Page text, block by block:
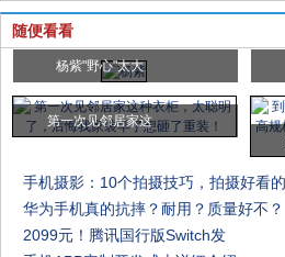
随便看看
杨紫"野心"太大
第一次见邻居家这
手机摄影：10个拍摄技巧，拍摄好看的
华为手机真的抗摔？耐用？质量好不？
2099元！腾讯国行版Switch发